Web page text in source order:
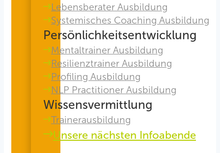
Lebensberater Ausbildung
Systemisches Coaching Ausbildung
Persönlichkeitsentwicklung
Mentaltrainer Ausbildung
Resilienztrainer Ausbildung
Profiling Ausbildung
NLP Practitioner Ausbildung
Wissensvermittlung
Trainerausbildung
Unsere nächsten Infoabende